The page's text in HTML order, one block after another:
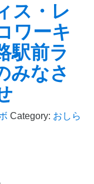
ス・レ
ワーキ
駅前ラ
みなさ
Category: おしら